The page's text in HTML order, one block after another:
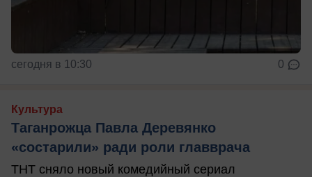
сегодня в 10:30 0
Культура
Таганрожца Павла Деревянко
«состарили» ради роли главврача
ТНТ сняло новый комедийный сериал